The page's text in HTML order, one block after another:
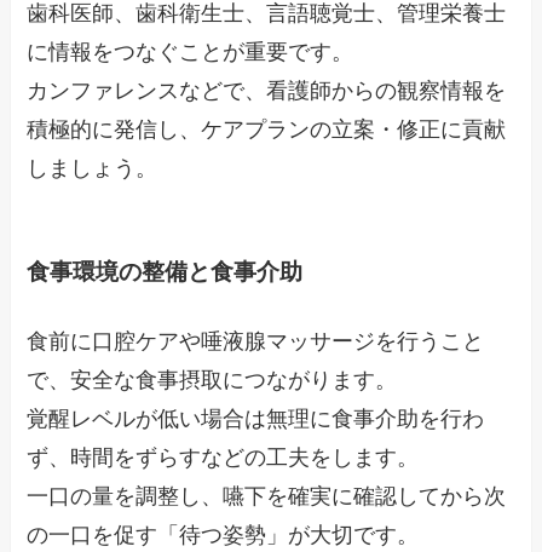
歯科医師、歯科衛生士、言語聴覚士、管理栄養士
に情報をつなぐことが重要です。
カンファレンスなどで、看護師からの観察情報を
積極的に発信し、ケアプランの立案・修正に貢献
しましょう。
食事環境の整備と食事介助
食前に口腔ケアや唾液腺マッサージを行うこと
で、安全な食事摂取につながります。
覚醒レベルが低い場合は無理に食事介助を行わ
ず、時間をずらすなどの工夫をします。
一口の量を調整し、嚥下を確実に確認してから次
の一口を促す「待つ姿勢」が大切です。